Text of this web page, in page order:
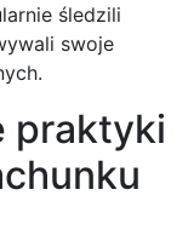
śledzili
swoje
praktyki